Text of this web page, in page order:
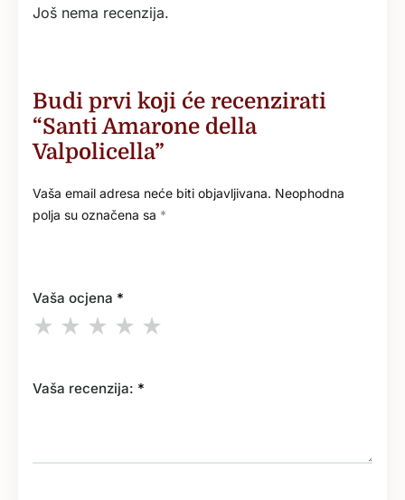
Još nema recenzija.
Budi prvi koji će recenzirati
“Santi Amarone della
Valpolicella”
Vaša email adresa neće biti objavljivana. Neophodna
polja su označena sa *
Vaša ocjena *
Vaša recenzija: *